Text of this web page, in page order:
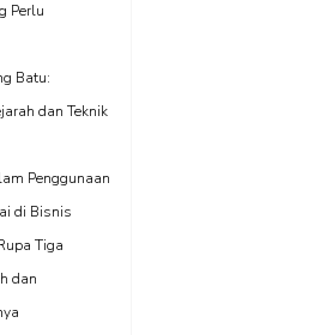
Perlu
Batu:
dan Teknik
Penggunaan
di Bisnis
Tiga
dan